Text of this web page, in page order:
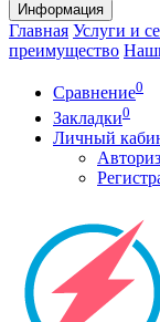
Информация
Главная Услуги и
преимущество
Сравнение0
Закладки0
Личный